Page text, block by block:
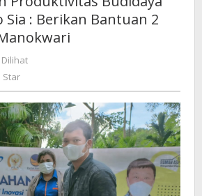
Ikan
Lele,
Bantuan
2
Kelompok
di
Manokwari
Sia : Berikan Bantuan 2
Dilihat
Star